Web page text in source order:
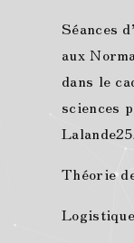
Séances
aux
dans le
sciences
Théorie